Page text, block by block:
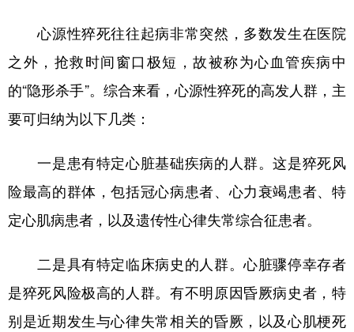
心源性猝死往往起病非常突然，多数发生在医院
之外，抢救时间窗口极短，故被称为心血管疾病中
的“隐形杀手”。综合来看，心源性猝死的高发人群，主
要可归纳为以下几类：
一是患有特定心脏基础疾病的人群。这是猝死风
险最高的群体，包括冠心病患者、心力衰竭患者、特
定心肌病患者，以及遗传性心律失常综合征患者。
二是具有特定临床病史的人群。心脏骤停幸存者
是猝死风险极高的人群。有不明原因昏厥病史者，特
别是近期发生与心律失常相关的昏厥，以及心肌梗死